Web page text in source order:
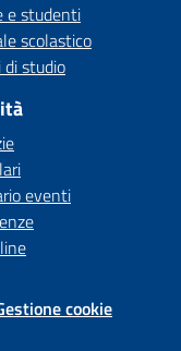
e studenti
scolastico
di studio
eventi
cookie